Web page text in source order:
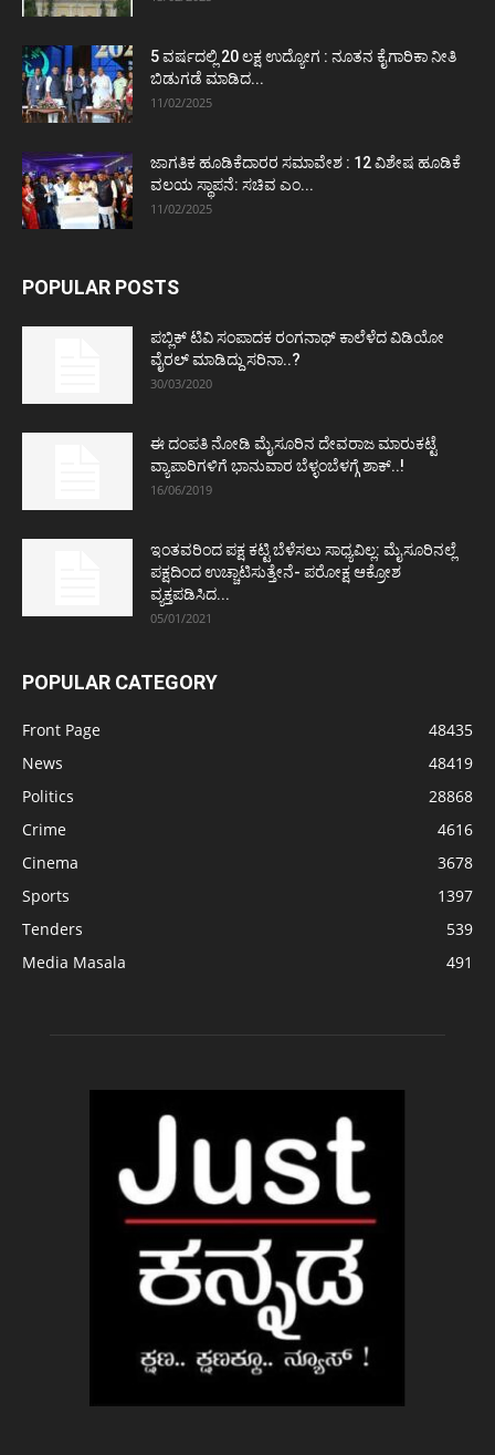
5 ವರ್ಷದಲ್ಲಿ 20 ಲಕ್ಷ ಉದ್ಯೋಗ : ನೂತನ ಕೈಗಾರಿಕಾ ನೀತಿ
ಬಿಡುಗಡೆ ಮಾಡಿದ...
11/02/2025
ಜಾಗತಿಕ ಹೂಡಿಕೆದಾರರ ಸಮಾವೇಶ : 12 ವಿಶೇಷ ಹೂಡಿಕೆ
ವಲಯ ಸ್ಥಾಪನೆ: ಸಚಿವ ಎಂ...
11/02/2025
POPULAR POSTS
ಪಬ್ಲಿಕ್ ಟಿವಿ ಸಂಪಾದಕ ರಂಗನಾಥ್ ಕಾಲೆಳೆದ ವಿಡಿಯೋ
ವೈರಲ್ ಮಾಡಿದ್ದು ಸರಿನಾ..?
30/03/2020
ಈ ದಂಪತಿ ನೋಡಿ ಮೈಸೂರಿನ ದೇವರಾಜ ಮಾರುಕಟ್ಟೆ
ವ್ಯಾಪಾರಿಗಳಿಗೆ ಭಾನುವಾರ ಬೆಳ್ಳಂಬೆಳಗ್ಗೆ ಶಾಕ್..!
16/06/2019
ಇಂತವರಿಂದ ಪಕ್ಷ ಕಟ್ಟಿ ಬೆಳೆಸಲು ಸಾಧ್ಯವಿಲ್ಲ: ಮೈಸೂರಿನಲ್ಲೆ
ಪಕ್ಷದಿಂದ ಉಚ್ಚಾಟಿಸುತ್ತೇನೆ- ಪರೋಕ್ಷ ಆಕ್ರೋಶ
ವ್ಯಕ್ತಪಡಿಸಿದ...
05/01/2021
POPULAR CATEGORY
Front Page
48435
News
48419
Politics
28868
Crime
4616
Cinema
3678
Sports
1397
Tenders
539
Media Masala
491